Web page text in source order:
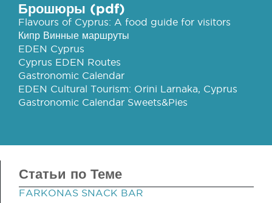
Брошюры (pdf)
Flavours of Cyprus: A food guide for visitors
Кипр Винные маршруты
EDEN Cyprus
Cyprus EDEN Routes
Gastronomic Calendar
EDEN Cultural Tourism: Orini Larnaka, Cyprus
Gastronomic Calendar Sweets&Pies
Статьи по Теме
FARKONAS SNACK BAR